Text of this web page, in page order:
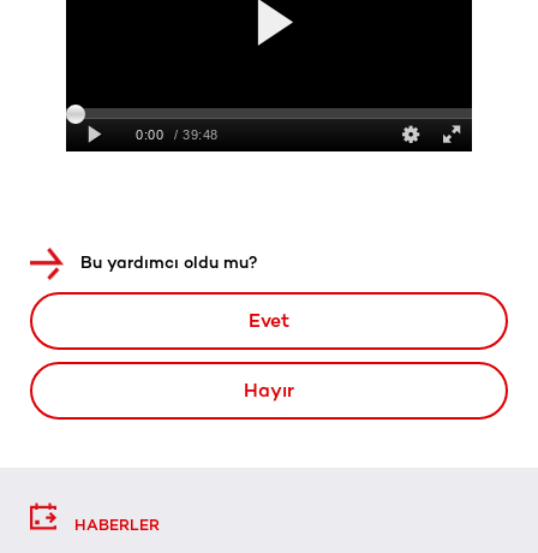
Bu yardımcı oldu mu?
Evet
Hayır
HABERLER